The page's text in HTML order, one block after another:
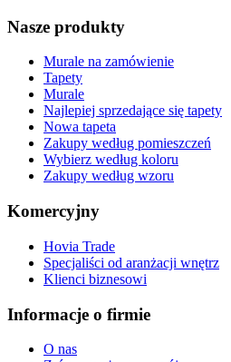
Nasze produkty
Murale na zamówienie
Tapety
Murale
Najlepiej sprzedające się tapety
Nowa tapeta
Zakupy według pomieszczeń
Wybierz według koloru
Zakupy według wzoru
Komercyjny
Hovia Trade
Specjaliści od aranżacji wnętrz
Klienci biznesowi
Informacje o firmie
O nas